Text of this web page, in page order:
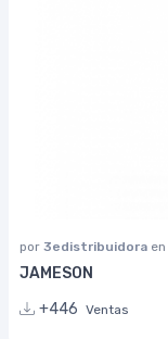
por 3edistribuidora en
JAMESON
+446 Ventas